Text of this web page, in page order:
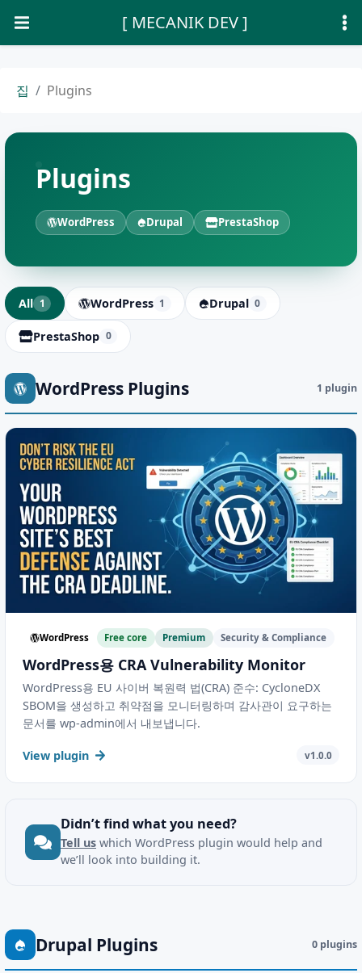
[ MECANIK DEV ]
집 Plugins
Plugins
WordPress Drupal PrestaShop
All 1 WordPress 1 Drupal 0
PrestaShop 0
WordPress Plugins 1 plugin
WordPress Free core Premium Security & Compliance
WordPress용 CRA Vulnerability Monitor
WordPress용 EU 사이버 복원력 법(CRA) 준수: CycloneDX
SBOM을 생성하고 취약점을 모니터링하며 감사관이 요구하는
문서를 wp-admin에서 내보냅니다.
View plugin v1.0.0
Didn’t find what you need?
Tell us which WordPress plugin would help and
we’ll look into building it.
Drupal Plugins 0 plugins